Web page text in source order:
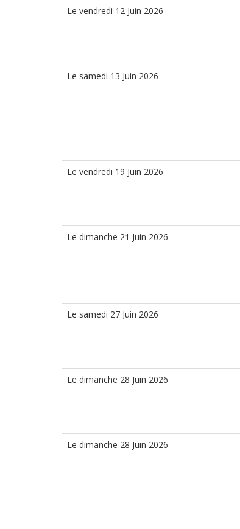
Le vendredi 12 Juin 2026
Le samedi 13 Juin 2026
Le vendredi 19 Juin 2026
Le dimanche 21 Juin 2026
Le samedi 27 Juin 2026
Le dimanche 28 Juin 2026
Le dimanche 28 Juin 2026